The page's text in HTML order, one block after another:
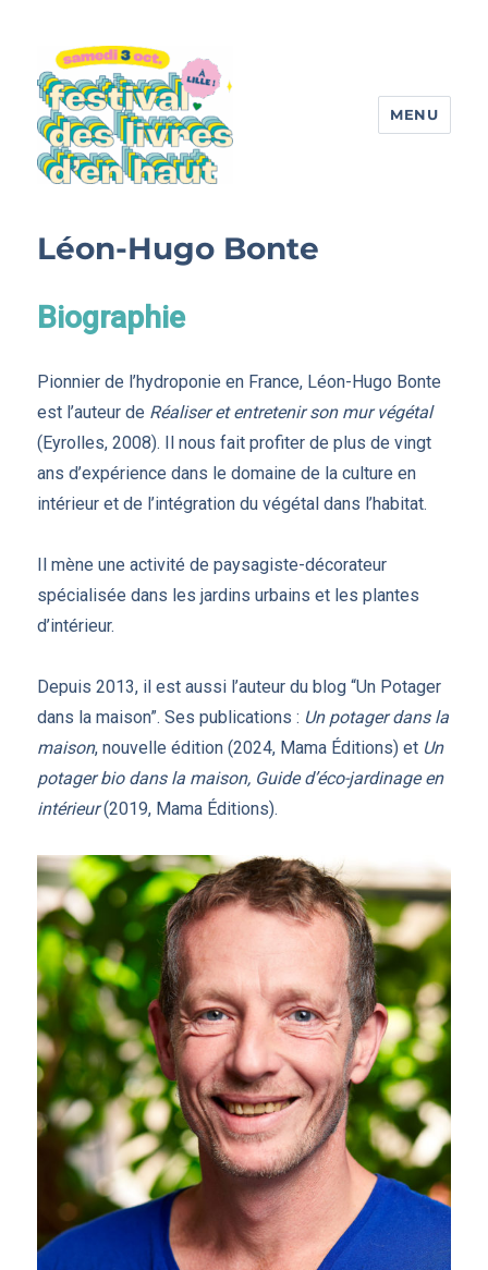
MENU
Léon-Hugo Bonte
Biographie
Pionnier de l’hydroponie en France, Léon-Hugo Bonte
est l’auteur de Réaliser et entretenir son mur végétal
(Eyrolles, 2008). Il nous fait profiter de plus de vingt
ans d’expérience dans le domaine de la culture en
intérieur et de l’intégration du végétal dans l’habitat.
Il mène une activité de paysagiste-décorateur
spécialisée dans les jardins urbains et les plantes
d’intérieur.
Depuis 2013, il est aussi l’auteur du blog “Un Potager
dans la maison”. Ses publications : Un potager dans la
maison, nouvelle édition (2024, Mama Éditions) et Un
potager bio dans la maison, Guide d’éco-jardinage en
intérieur(2019, Mama Éditions).